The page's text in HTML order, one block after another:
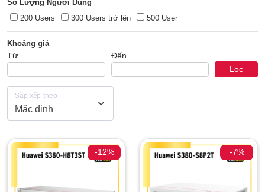
Sắp xếp theo
-12% -7%
Số Lượng Người Dùng
200 Users
300 Users trở lên 500 User
Khoảng giá
Từ
Đến
Lọc